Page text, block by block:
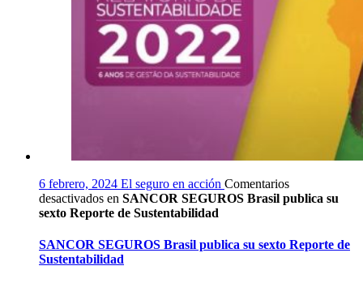
6 febrero, 2024 El seguro en acción Comentarios
desactivados en SANCOR SEGUROS Brasil publica su
sexto Reporte de Sustentabilidad
SANCOR SEGUROS Brasil publica su sexto Reporte de
Sustentabilidad